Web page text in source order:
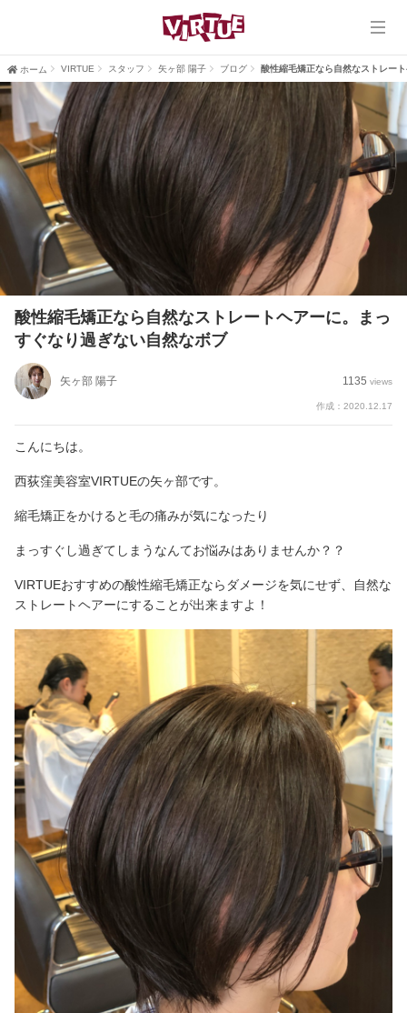
ホーム
VIRTUE
VIRTUE PLUS
ヘアスタイル
ブログ
口コミ
採用情報
ホーム VIRTUE スタッフ 矢ヶ部 陽子 ブログ 酸性縮毛矯正なら自然なストレー
酸性縮毛矯正なら自然なストレートヘアーに。まっ
すぐなり過ぎない自然なボブ
矢ヶ部 陽子 1135 views
作成：2020.12.17
こんにちは。
西荻窪美容室VIRTUEの矢ヶ部です。
縮毛矯正をかけると毛の痛みが気になったり
まっすぐし過ぎてしまうなんてお悩みはありませんか？？
VIRTUEおすすめの酸性縮毛矯正ならダメージを気にせず、自然な
ストレートヘアーにすることが出来ますよ！